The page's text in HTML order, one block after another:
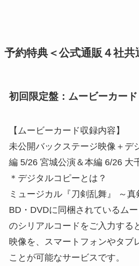
予約特典＜公式通販４社共
初回限定盤：ムービーカード
【ムービーカード収録内容】
未公開バックステージ映像＋デ
編 5/26 宮城公演＆本編 6/26 大
＊デジタルコピーとは？
ミュージカル『刀剣乱舞』 ～
BD・DVDに同梱されているム
のシリアルコードをご入力する
映像を、スマートフォンやタブ
ことが可能なサービスです。